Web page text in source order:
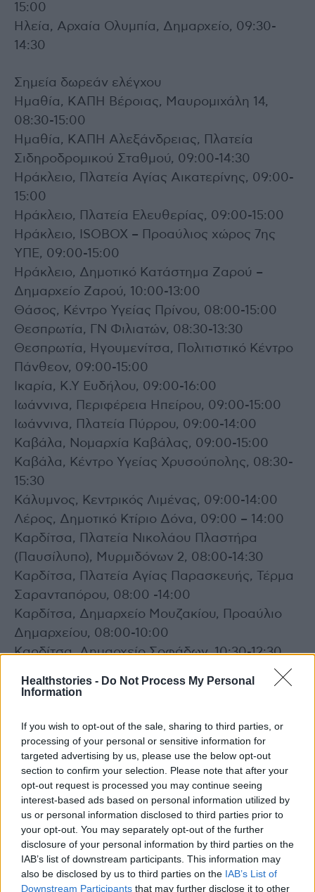
Healthstories - Do Not Process My Personal
Information
If you wish to opt-out of the sale, sharing to third parties, or
processing of your personal or sensitive information for
targeted advertising by us, please use the below opt-out
section to confirm your selection. Please note that after your
opt-out request is processed you may continue seeing
interest-based ads based on personal information utilized by
us or personal information disclosed to third parties prior to
your opt-out. You may separately opt-out of the further
disclosure of your personal information by third parties on the
IAB’s list of downstream participants. This information may
also be disclosed by us to third parties on the IAB’s List of
Downstream Participants that may further disclose it to other
15:00
Ηλεία, Αρχαία Ολυμπία, Δημαρχείο, 09:30-
14:30
Σημεία δωρεάν ελέγχου
Ημαθία, ΚΑΠΗ Βέροιας, Μαυρομιχάλη 14,
08:30-15:00
Ημαθία, ΚΑΠΗ Αλεξάνδρειας, Πλατεία
Σιδηροδρομικού Σταθμού, 09:00-14:30
Ηράκλειο, Πλατεία Αγίας Αικατερίνης, 09:00-
15:00
Ηράκλειο, Πλατεία Ελευθερίας, 09:00-15:00
Ηράκλειο, ISOBOX – Προαύλιος χώρος 7ης
ΥΠΕ, 09:00-15:00
Ηράκλειο, Δημοτικό Κατάστημα Ζαρού –
Δημαρχείο Ζαρού, 10:00-13:00
Θάσος, Κέντρο Υγείας Πρίνου, 08:00-15:00
Θεσπρωτία, ΓΝ Φιλιατών, 08:30-13:30
Θεσπρωτία, Ηγουμενίτσα, Πολιτιστικό Κέντρο
Πάνθεον, 09:00-15:00
Ικαρία, Κ.Υ Ευδήλου, 09:00-16:00
Ιωάννινα, Περιφέρεια Ηπείρου, 09:00-15:00
Ιωάννινα, Πλατεία Πύρρου, 09:00-14:00
Καβάλα, Νομαρχία Καβάλας, 09:00-15:00
Καβάλα, Κέντρο Υγείας Χρυσούπολης, 08:30-
15:30
Κάλυμνος, Κεντρικός Λιμένας, 09:00-14:00
Λέρος, Δημοτικό Κτίριο Δόνα, 09:00 – 14:00
Καρδίτσα, Πλατεία Νικολάου Πλαστήρα
(Παυσίλυπο), Μυρμιδόνων 2, 08:00-14:30
Καρδίτσα, Πλατεία Αγίας Παρασκευής, Τέρμα
Σαρανταπόρου, 08:00 -14:00
Καρδίτσα, Δημαρχείο Μουζακίου, Προαύλιο
Δημαρχείου, 08:00-10:00
Καρδίτσα, Δημαρχείο Σοφάδων, 10:30-12:30
Πολυτεχνείου 12, 13:00-14:30
15:30
Καστοριά, Άργος Ορεστικό, 09:30-13:30
Κέρκυρα, Δημοτικό Θέατρο, Μάντζαρου 5,
09:00-20:00
Κέρκυρα, Κέντρο Υγείας Λευκίμμης, 09:30-
Κιλκίς, ΚΑΠΗ Κιλκίς, Καπέτα Γεωργίου 26,
09:00-15:00
Κιλκίς, Αξιούπολη, Πρώην ΔΕΥΑ- Δημοτικό